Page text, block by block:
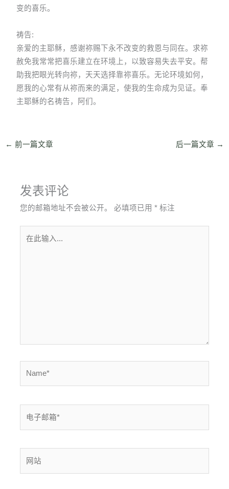
变的喜乐。
祷告:
亲爱的主耶稣，感谢祢赐下永不改变的救恩与同在。求祢
赦免我常常把喜乐建立在环境上，以致容易失去平安。帮
助我把眼光转向祢，天天选择靠祢喜乐。无论环境如何，
愿我的心常有从祢而来的满足，使我的生命成为见证。奉
主耶稣的名祷告，阿们。
← 前一篇文章 后一篇文章 →
发表评论
您的邮箱地址不会被公开。 必填项已用* 标注
箱